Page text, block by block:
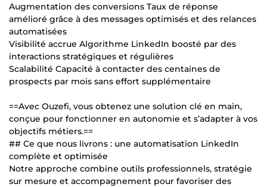
Augmentation des conversions Taux de réponse
amélioré grâce à des messages optimisés et des relances
automatisées
Visibilité accrue Algorithme LinkedIn boosté par des
interactions stratégiques et régulières
Scalabilité Capacité à contacter des centaines de
prospects par mois sans effort supplémentaire
==Avec Ouzefi, vous obtenez une solution clé en main,
conçue pour fonctionner en autonomie et s’adapter à vos
objectifs métiers.==
## Ce que nous livrons : une automatisation LinkedIn
complète et optimisée
Notre approche combine outils professionnels, stratégie
sur mesure et accompagnement pour favoriser des